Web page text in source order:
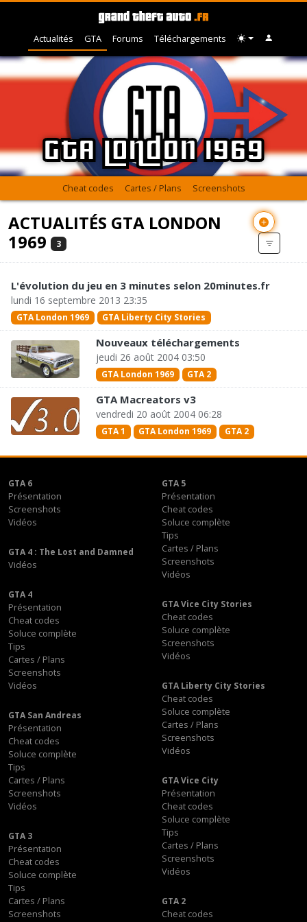
Actualités GTA Forums Téléchargements
GTA London 1969
Cheat codes Cartes / Plans Screenshots
ACTUALITÉS GTA LONDON
1969
3
L'évolution du jeu en 3 minutes selon 20minutes.fr
lundi 16 septembre 2013 23:35
GTA London 1969 GTA Liberty City Stories
Nouveaux téléchargements
jeudi 26 août 2004 03:50
GTA London 1969 GTA 2
GTA Macreators v3
vendredi 20 août 2004 06:28
GTA 1 GTA London 1969 GTA 2
GTA 6
Présentation
Screenshots
Vidéos
GTA 5
Présentation
Cheat codes
Soluce complète
Tips
Cartes / Plans
Screenshots
Vidéos
GTA 4 : The Lost and Damned
Vidéos
GTA 4
Présentation
Cheat codes
Soluce complète
Tips
Cartes / Plans
Screenshots
Vidéos
GTA Vice City Stories
Cheat codes
Soluce complète
Screenshots
Vidéos
GTA Liberty City Stories
Cheat codes
Soluce complète
Cartes / Plans
Screenshots
Vidéos
GTA San Andreas
Présentation
Cheat codes
Soluce complète
Tips
Cartes / Plans
Screenshots
Vidéos
GTA Vice City
Présentation
Cheat codes
Soluce complète
Tips
Cartes / Plans
Screenshots
Vidéos
GTA 3
Présentation
Cheat codes
Soluce complète
Tips
Cartes / Plans
Screenshots
GTA 2
Cheat codes